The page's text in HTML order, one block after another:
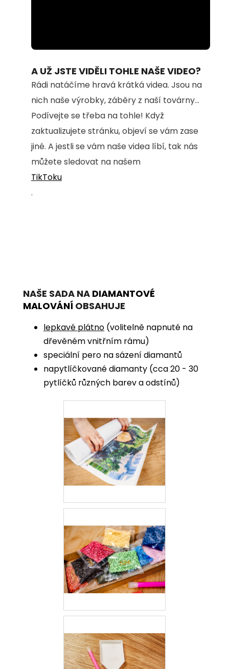
29.76%
A UŽ JSTE VIDĚLI TOHLE NAŠE VIDEO?
Rádi natáčíme hravá krátká videa. Jsou na
nich naše výrobky, záběry z naší továrny...
Podívejte se třeba na tohle! Když
zaktualizujete stránku, objeví se vám zase
jiné. A jestli se vám naše videa líbí, tak nás
můžete sledovat na našem
TikToku
.
NAŠE SADA NA DIAMANTOVÉ
MALOVÁNÍ OBSAHUJE
lepkavé plátno (volitelně napnuté na
dřevěném vnitřním rámu)
speciální pero na sázení diamantů
napytlíčkované diamanty (cca 20 - 30
pytlíčků různých barev a odstínů)